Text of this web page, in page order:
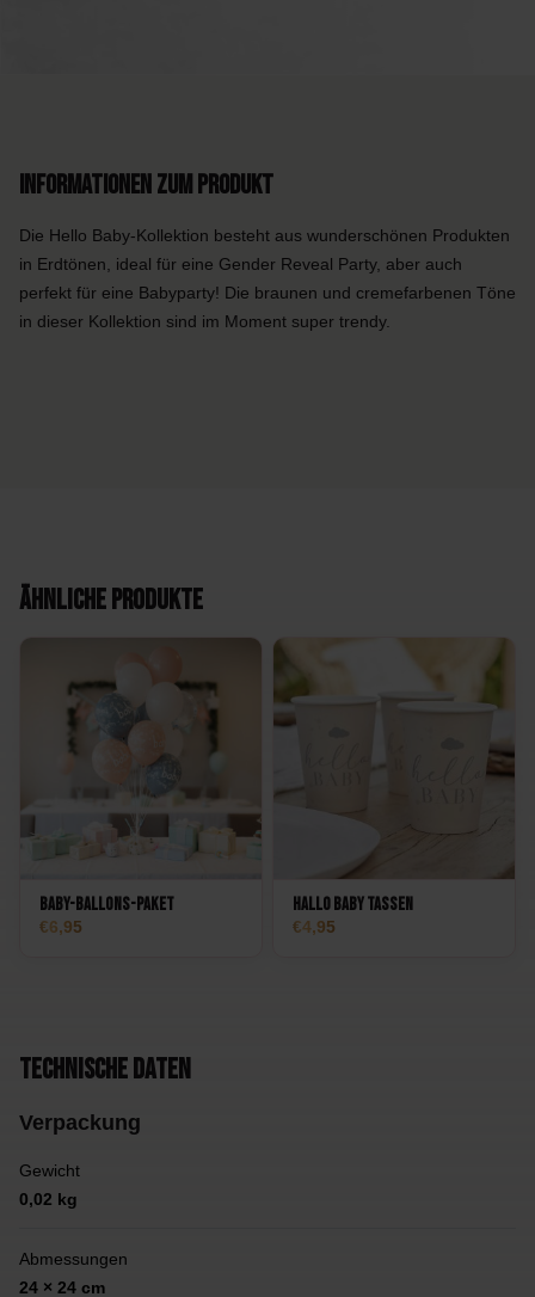
Informationen zum Produkt
Die Hello Baby-Kollektion besteht aus wunderschönen Produkten
in Erdtönen, ideal für eine Gender Reveal Party, aber auch
perfekt für eine Babyparty! Die braunen und cremefarbenen Töne
in dieser Kollektion sind im Moment super trendy.
Ähnliche Produkte
Baby-Ballons-Paket
6,95
Hallo Baby Tassen
4,95
Technische Daten
Verpackung
Gewicht
0,02 kg
Abmessungen
24 × 24 cm